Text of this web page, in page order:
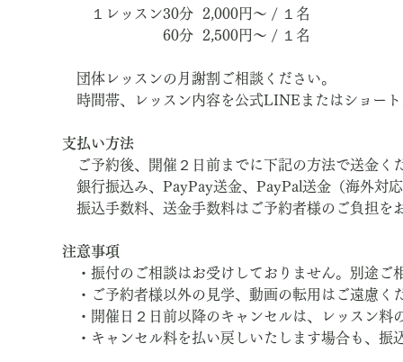
１レッスン30分  2,000円～ / １名
60分  2,500円～ / １名
団体レッスンの月謝割ご相談ください。
時間帯、レッスン内容を公式LINEまたはショー
支払い方法
ご予約後、開催２日前までに下記の方法で送金く
銀行振込み、PayPay送金、PayPal送金（海外対
振込手数料、送金手数料はご予約者様のご負担を
注意事項
・振付のご相談はお受けしておりません。別途ご
・ご予約者様以外の見学、動画の転用はご遠慮く
・開催日２日前以降のキャンセルは、レッスン料
・キャンセル料を払い戻しいたします場合も、振